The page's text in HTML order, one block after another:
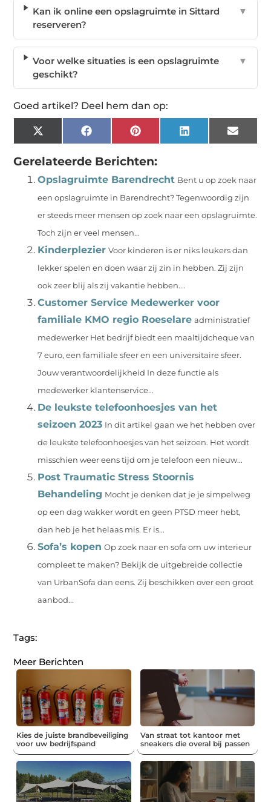
Kan ik online een opslagruimte in Sittard
reserveren?
▼
Voor welke situaties is een opslagruimte
geschikt?
▼
Goed artikel? Deel hem dan op:
X
(Twitter)
FacebookPinterest LinkedIn Email
Gerelateerde Berichten:
Opslagruimte Barendrecht Bent u op zoek naar
een opslagruimte in Barendrecht? Tegenwoordig zijn
er steeds meer mensen op zoek naar een opslagruimte.
Toch zijn er veel mensen...
Kinderplezier Voor kinderen is er niks leukers dan
lekker spelen en doen waar zij zin in hebben. Zij zijn
ook zeer blij als zij vakantie hebben....
Customer Service Medewerker voor
familiale KMO regio Roeselare administratief
medewerker Het bedrijf biedt een maaltijdcheque van
7 euro, een familiale sfeer en een universitaire sfeer.
Jouw verantwoordelijkheid In deze functie als
medewerker klantenservice...
De leukste telefoonhoesjes van het
seizoen 2023 In dit artikel gaan we het hebben over
de leukste telefoonhoesjes van het seizoen. Het wordt
misschien weer eens tijd om je telefoon een nieuw...
Post Traumatic Stress Stoornis
Behandeling Mocht je denken dat je je simpelweg
op een dag wakker wordt en geen PTSD meer hebt,
dan heb je het helaas mis. Er is...
Sofa’s kopen Op zoek naar en sofa om uw interieur
compleet te maken? Bekijk de uitgebreide collectie
van UrbanSofa dan eens. Zij beschikken over een groot
aanbod...
Tags:
Meer Berichten
Kies de juiste brandbeveiliging
voor uw bedrijfspand
Van straat tot kantoor met
sneakers die overal bij passen